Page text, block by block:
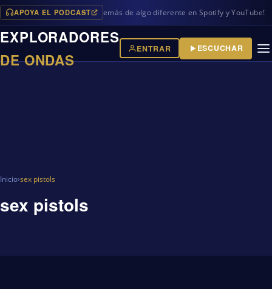
APOYA EL PODCAST
programas en iVoox, además de algo diferente en Spotify y YouTube!
EXPLORADORES
DE ONDAS
ENTRAR ESCUCHAR
Inicio›sex pistols
sex pistols